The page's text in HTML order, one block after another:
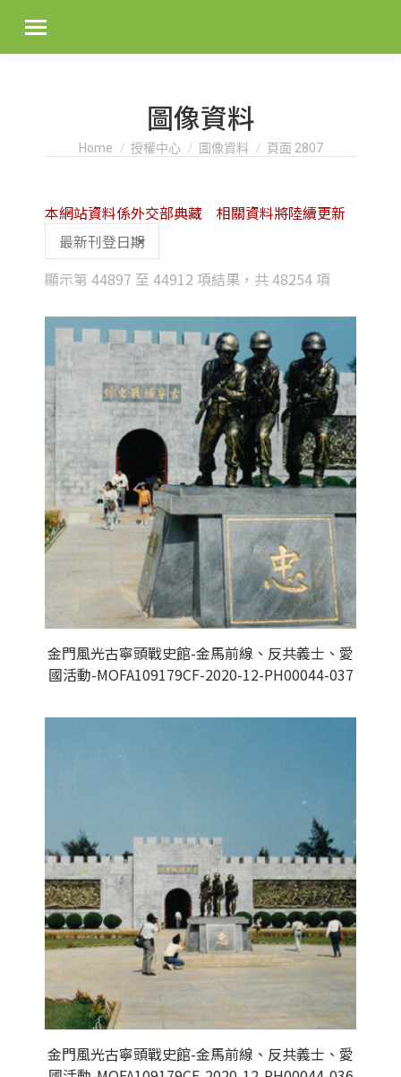
圖像資料
You are here:
Home 授權中心 圖像資料 頁面 2807
顯示第 44897 至 44912 項結果，共 48254 項
latest
本網站資料係外交部典藏 相關資料將陸續更新
金門風光古寧頭戰史館-金馬前線、反共義士、愛
國活動-MOFA109179CF-2020-12-PH00044-037
金門風光古寧頭戰史館-金馬前線、反共義士、愛